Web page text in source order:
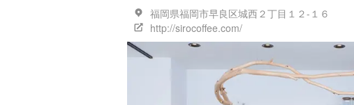
福岡県福岡市早良区城西２丁目１２-１６
http://sirocoffee.com/